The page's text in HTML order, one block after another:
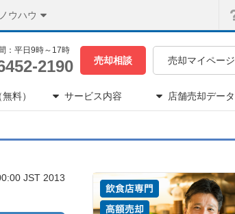
ノウハウ
：平日9時～17時
2190 売却相談 売却マイページ
料） サービス内容 店舗売却データ
JST 2013